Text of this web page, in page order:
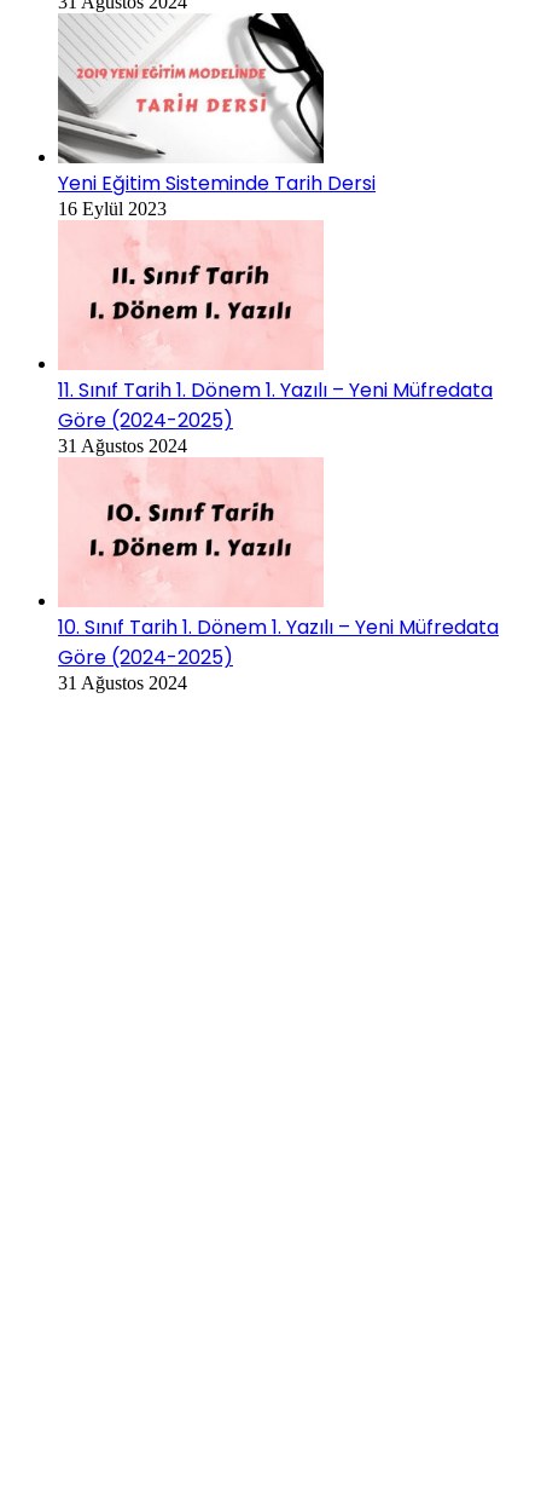
Yeni Eğitim Sisteminde Tarih Dersi
16 Eylül 2023
11. Sınıf Tarih 1. Dönem 1. Yazılı – Yeni Müfredata
Göre (2024-2025)
31 Ağustos 2024
10. Sınıf Tarih 1. Dönem 1. Yazılı – Yeni Müfredata
Göre (2024-2025)
31 Ağustos 2024